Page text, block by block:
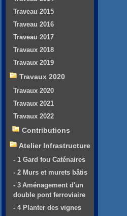
Traveau 2015
Traveau 2016
Traveau 2017
Travaux 2018
Travaux 2019
Travaux 2020
Travaux 2020
Travaux 2021
Travaux 2022
Contributions
Atelier Infrastructure
- 1 Gard fou Caténaires
- 2 Murs et murets bâtis
- 3 Aménagement d'un
double pont ferroviaire
- 4 Planter des vignes